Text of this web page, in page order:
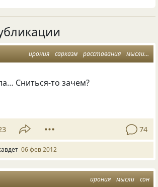
ирония сарказм расставания мысли
Сниться-то зачем?
74
06 фев 2012
ирония мысли сон